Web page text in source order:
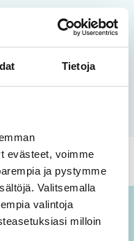
Tietoja
evästeet, voimme
ja pystymme
Valitsemalla
valintoja
milloin